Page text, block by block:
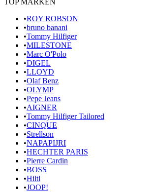
TOP MARKEN
•ROY ROBSON
•bruno banani
•Tommy Hilfiger
•MILESTONE
•Marc O'Polo
•DIGEL
•LLOYD
•Olaf Benz
•OLYMP
•Pepe Jeans
•AIGNER
•Tommy Hilfiger Tailored
•CINQUE
•Strellson
•NAPAPIJRI
•HECHTER PARIS
•Pierre Cardin
•BOSS
•Hiltl
•JOOP!